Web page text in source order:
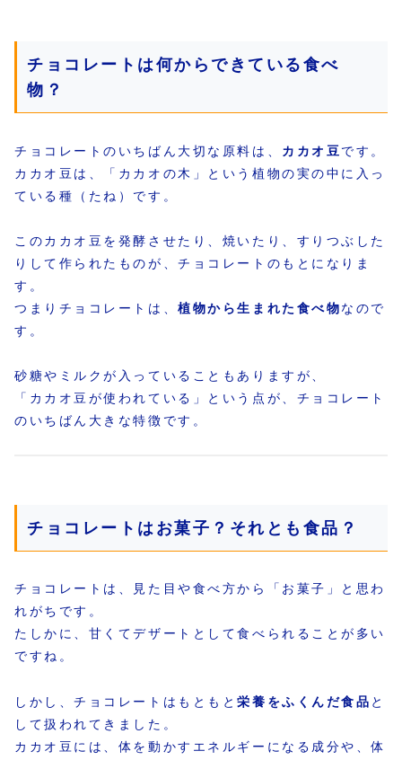
チョコレートは何からできている食べ
物？
チョコレートのいちばん大切な原料は、 カカオ豆 です。
カカオ豆は、「カカオの木」という植物の実の中に入っ
ている種（たね）です。
このカカオ豆を発酵させたり、焼いたり、すりつぶした
りして作られたものが、チョコレートのもとになりま
す。
つまりチョコレートは、植物から生まれた食べ物なので
す。
砂糖やミルクが入っていることもありますが、
「カカオ豆が使われている」という点が、チョコレート
のいちばん大きな特徴です。
チョコレートはお菓子？それとも食品？
チョコレートは、見た目や食べ方から「お菓子」と思わ
れがちです。
たしかに、甘くてデザートとして食べられることが多い
ですね。
しかし、チョコレートはもともと栄養をふくんだ食品 と
して扱われてきました。
カカオ豆には、体を動かすエネルギーになる成分や、体